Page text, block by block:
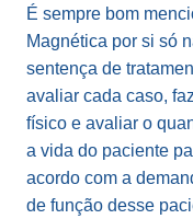
É sempre bom
Magnética por si só
sentença de
avaliar cada caso,
físico e avaliar o
a vida do paciente
acordo com a
de função desse